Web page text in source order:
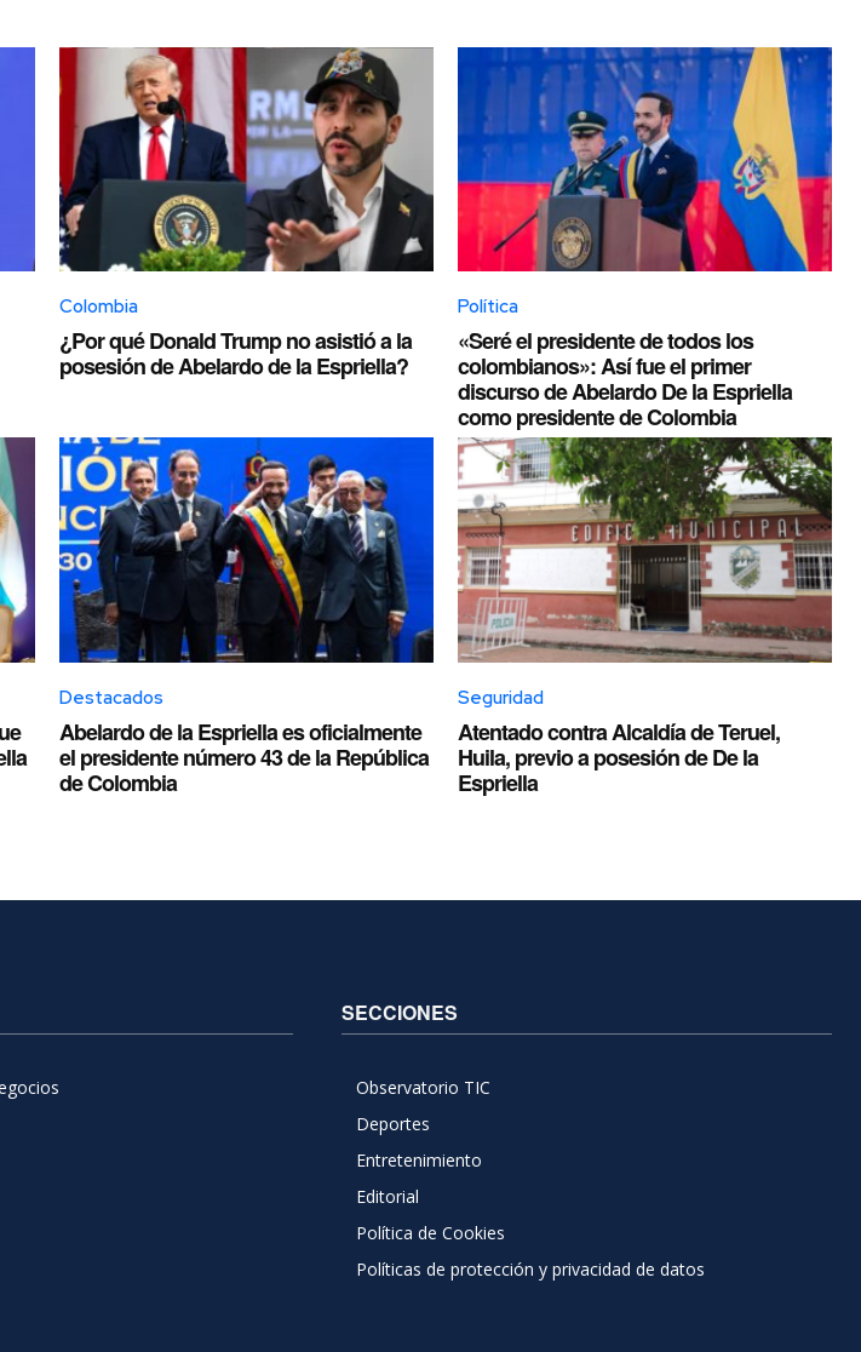
Colombia
¿Por qué Donald Trump no asistió a la
posesión de Abelardo de la Espriella?
Política
«Seré el presidente de todos los
colombianos»: Así fue el primer
discurso de Abelardo De la Espriella
como presidente de Colombia
Destacados
Abelardo de la Espriella es oficialmente
el presidente número 43 de la República
de Colombia
Seguridad
Atentado contra Alcaldía de Teruel,
Huila, previo a posesión de De la
Espriella
SECCIONES
Observatorio TIC
Deportes
Entretenimiento
Editorial
Política de Cookies
Políticas de protección y privacidad de datos